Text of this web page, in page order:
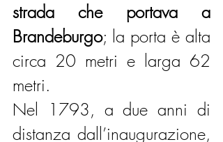
strada che portava a
Brandeburgo; la porta è alta
circa 20 metri e larga 62
metri.
Nel 1793, a due anni di
distanza dall’inaugurazione,